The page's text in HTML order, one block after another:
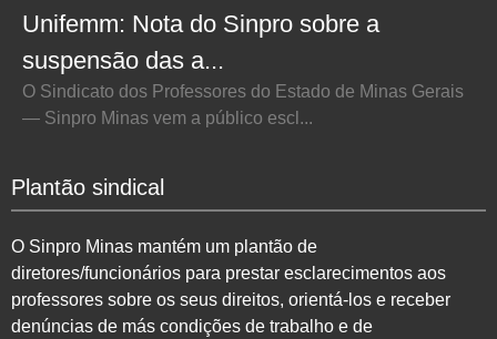
Unifemm: Nota do Sinpro sobre a
suspensão das a...
O Sindicato dos Professores do Estado de Minas Gerais
— Sinpro Minas vem a público escl...
Plantão sindical
O Sinpro Minas mantém um plantão de
diretores/funcionários para prestar esclarecimentos aos
professores sobre os seus direitos, orientá-los e receber
denúncias de más condições de trabalho e de